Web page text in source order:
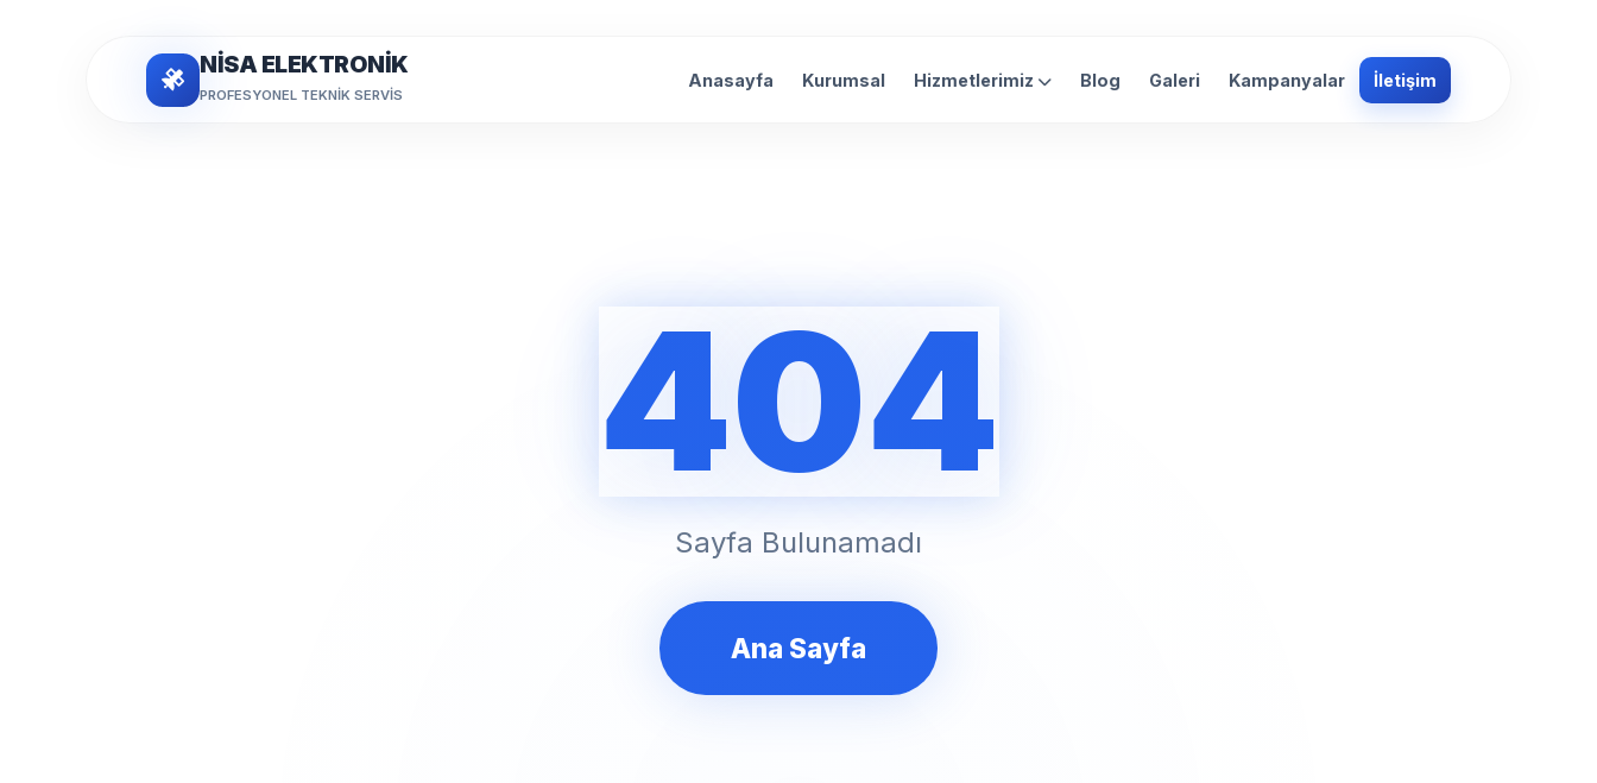
NİSA ELEKTRONİK
PROFESYONEL TEKNIK SERVIS
Anasayfa Kurumsal Hizmetlerimiz Blog Galeri Kampanyalar İletişim
404
Sayfa Bulunamadı
Ana Sayfa